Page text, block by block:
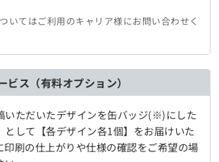
いてはご利用のキャリア様にお問い合わせく
ビス（有料オプション）
いただいたデザインを缶バッジ(※)にした
として【各デザイン各1個】をお届けいた
印刷の仕上がりや仕様の確認をご希望の場